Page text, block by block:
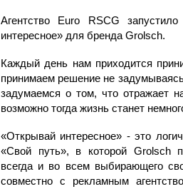
Агентство Euro RSCG
интересное» для бренда Grolsch.
Каждый день нам приходится
принимаем решение не
задумаемся о том, что отражает
возможно тогда жизнь станет
«Открывай интересное» - это
«Свой путь», в которой Grolsch
всегда и во всем выбирающего
совместно с рекламным